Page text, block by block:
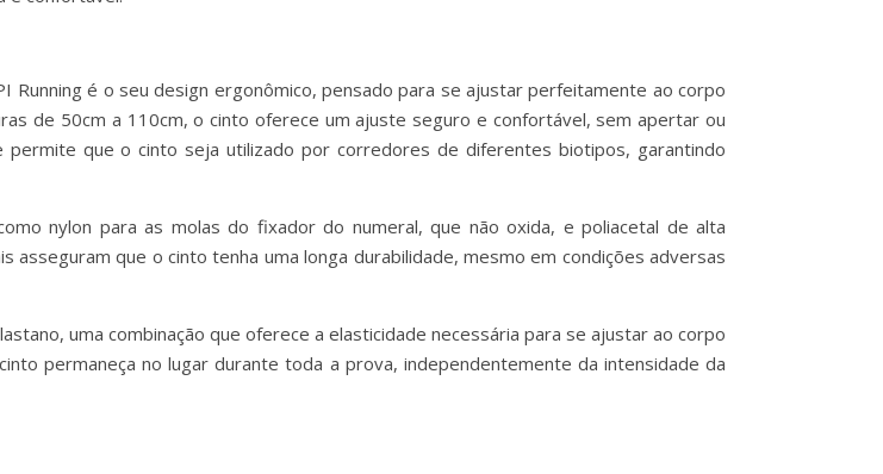
Running é o seu design ergonômico, pensado para se ajustar perfeitamente ao corpo
de 50cm a 110cm, o cinto oferece um ajuste seguro e confortável, sem apertar ou
que o cinto seja utilizado por corredores de diferentes biotipos, garantindo
nylon para as molas do fixador do numeral, que não oxida, e poliacetal de alta
que o cinto tenha uma longa durabilidade, mesmo em condições adversas
uma combinação que oferece a elasticidade necessária para se ajustar ao corpo
permaneça no lugar durante toda a prova, independentemente da intensidade da